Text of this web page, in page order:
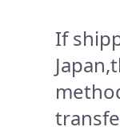
If